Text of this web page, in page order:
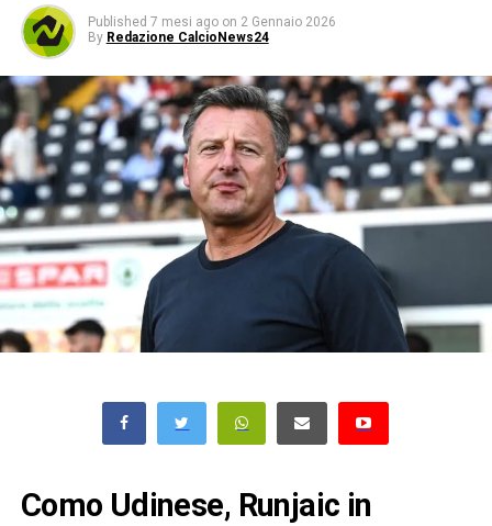
Published 7 mesi ago on 2 Gennaio 2026
By Redazione CalcioNews24
Como Udinese, Runjaic in